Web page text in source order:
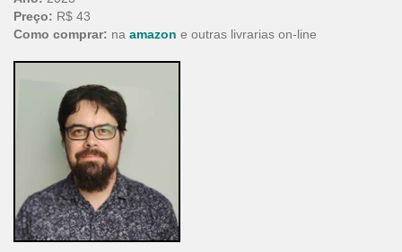
Preço: R$ 43
Como comprar: na amazon e outras livrarias on-line